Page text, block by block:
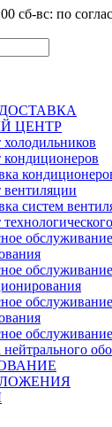
сб-вс: по
ЦЕНТР
кондиционеров
вентиляции
систем